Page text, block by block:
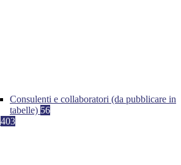
Consulenti e collaboratori (da pubblicare in
tabelle) 56
403